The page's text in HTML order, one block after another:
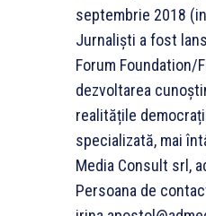
septembrie 2018
Jurnaliști a fost
Forum Foundation/
dezvoltarea
realitățile
specializată, mai
Media Consult srl,
Persoana de